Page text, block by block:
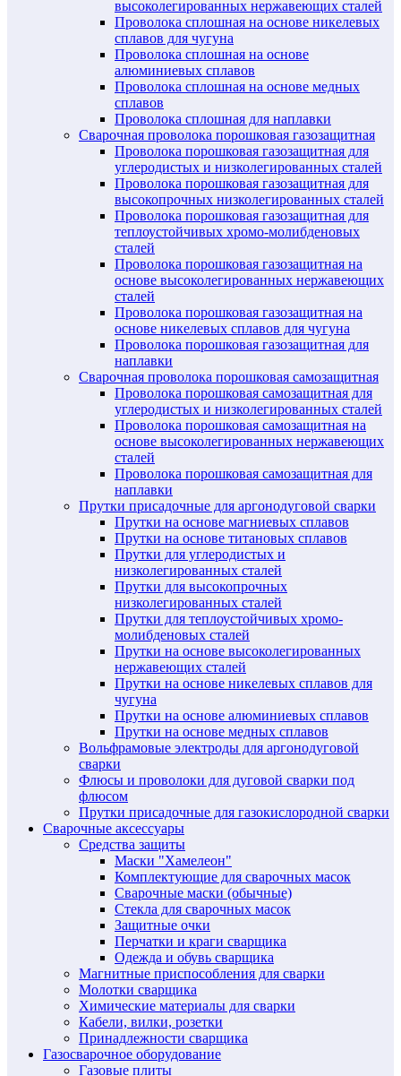
высоколегированных нержавеющих сталей
Проволока сплошная на основе никелевых
сплавов для чугуна
Проволока сплошная на основе
алюминиевых сплавов
Проволока сплошная на основе медных
сплавов
Проволока сплошная для наплавки
Сварочная проволока порошковая газозащитная
Проволока порошковая газозащитная для
углеродистых и низколегированных сталей
Проволока порошковая газозащитная для
высокопрочных низколегированных сталей
Проволока порошковая газозащитная для
теплоустойчивых хромо-молибденовых
сталей
Проволока порошковая газозащитная на
основе высоколегированных нержавеющих
сталей
Проволока порошковая газозащитная на
основе никелевых сплавов для чугуна
Проволока порошковая газозащитная для
наплавки
Сварочная проволока порошковая самозащитная
Проволока порошковая самозащитная для
углеродистых и низколегированных сталей
Проволока порошковая самозащитная на
основе высоколегированных нержавеющих
сталей
Проволока порошковая самозащитная для
наплавки
Прутки присадочные для аргонодуговой сварки
Прутки на основе магниевых сплавов
Прутки на основе титановых сплавов
Прутки для углеродистых и
низколегированных сталей
Прутки для высокопрочных
низколегированных сталей
Прутки для теплоустойчивых хромо-
молибденовых сталей
Прутки на основе высоколегированных
нержавеющих сталей
Прутки на основе никелевых сплавов для
чугуна
Прутки на основе алюминиевых сплавов
Прутки на основе медных сплавов
Вольфрамовые электроды для аргонодуговой
сварки
Флюсы и проволоки для дуговой сварки под
флюсом
Прутки присадочные для газокислородной сварки
Сварочные аксессуары
Средства защиты
Маски "Хамелеон"
Комплектующие для сварочных масок
Сварочные маски (обычные)
Стекла для сварочных масок
Защитные очки
Перчатки и краги сварщика
Одежда и обувь сварщика
Магнитные приспособления для сварки
Молотки сварщика
Химические материалы для сварки
Кабели, вилки, розетки
Принадлежности сварщика
Газосварочное оборудование
Газовые плиты